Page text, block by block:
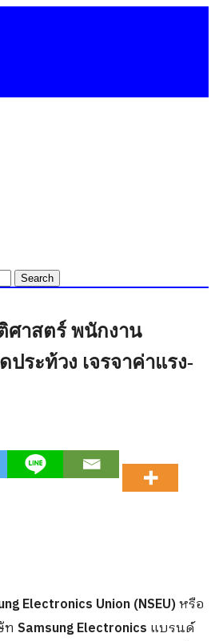
Search
ศาสตร์ พนักงาน
ประท้วง เจรจาค่าแรง-
Electronics Union (NSEU)หรือ
ท Samsung Electronics แบรนด์